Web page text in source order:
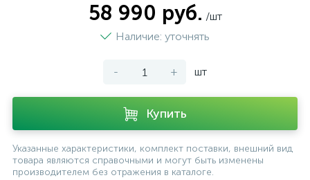
58 990 руб. /шт
Наличие: уточнять
- + шт
Купить
Указанные характеристики, комплект поставки, внешний вид
товара являются справочными и могут быть изменены
производителем без отражения в каталоге.